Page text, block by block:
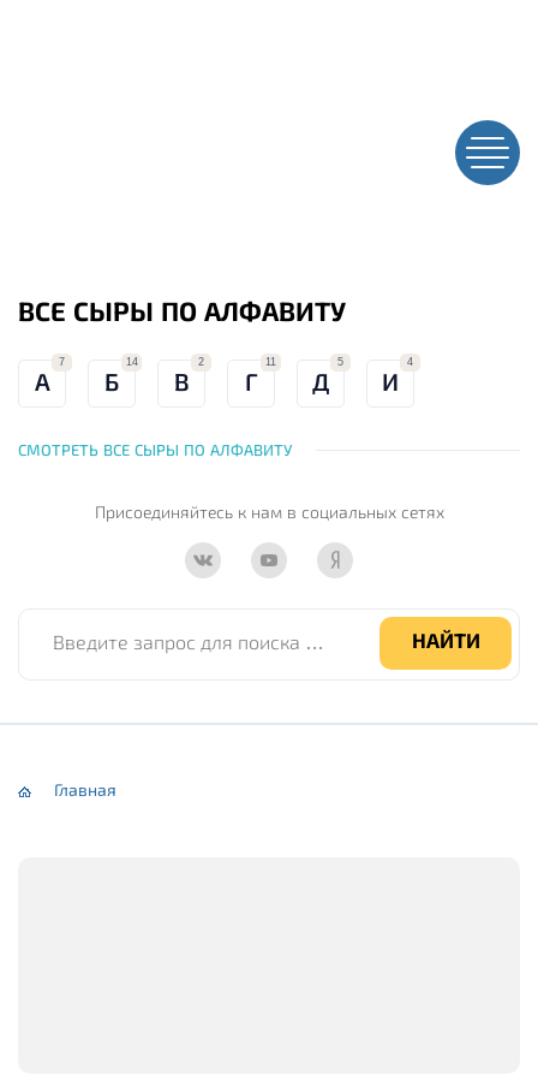
ВСЕ СЫРЫ ПО АЛФАВИТУ
А
7
Б
14
В
2
Г
11
Д
5
И
4
СМОТРЕТЬ ВСЕ СЫРЫ ПО АЛФАВИТУ
Присоединяйтесь к намв социальных сетях
НАЙТИ
Главная